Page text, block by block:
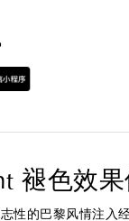
褪色效
性的巴黎风情注入